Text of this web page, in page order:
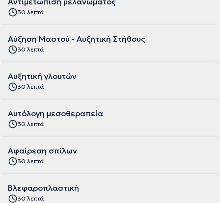
30 λεπτά
Αύξηση Μαστού - Αυξητική Στήθους
30 λεπτά
Αυξητική γλουτών
30 λεπτά
Αυτόλογη μεσοθεραπεία
30 λεπτά
Αφαίρεση σπίλων
30 λεπτά
Βλεφαροπλαστική
30 λεπτά